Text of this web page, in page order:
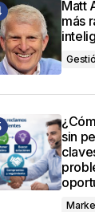
Matt
más
sin